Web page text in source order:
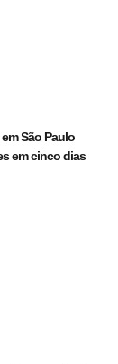
São Paulo
em cinco dias